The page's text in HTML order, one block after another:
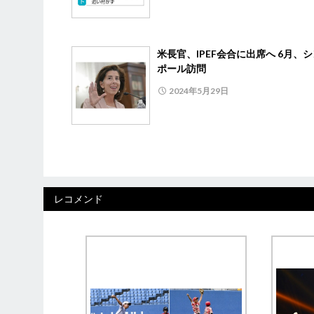
米長官、IPEF会合に出席へ 6月、
ポール訪問
2024年5月29日
レコメンド